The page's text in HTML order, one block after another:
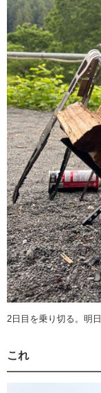
2日目を乗り切る。明
これ